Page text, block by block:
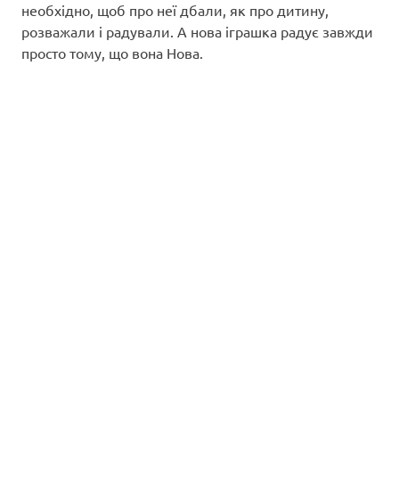
необхідно, щоб про неї дбали, як про дитину,
розважали і радували. А нова іграшка радує завжди
просто тому, що вона Нова.